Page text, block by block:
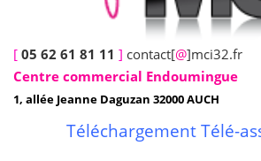
[ 05 62 61 81 11 ] contact[@]mci32.fr
Centre commercial Endoumingue
1, allée Jeanne Daguzan 32000 AUCH
Téléchargement Télé-